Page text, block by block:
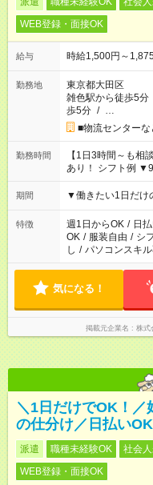
WEB登録・面接OK
給与 時給1,500円～
勤務地
東京都大田区
雑色駅から徒歩5分
歩5分 / …
■物流センター
勤務時間
【1日3時間～も相
あり！ シフト例 ▼9:00～12:00 ▼9:00～17:00 ▼10:00～19:00
▼18:00～21:00
期間 ▼働きたい1日だ
特徴 週1日からOK / 日
OK / 服装自由 / シ
し / パソコンスキ
気になる！
掲載元企業名 株式
＼1日だけでOK！／
の仕分け／日払いOK
派遣 職種未経験OK 社会
WEB登録・面接OK